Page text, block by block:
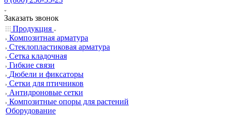
Заказать звонок
Продукция
Композитная арматура
Cтеклопластиковая арматура
Сетка кладочная
Гибкие связи
Дюбели и фиксаторы
Сетки для птичников
Антидроновые сетки
Композитные опоры для растений
Оборудование